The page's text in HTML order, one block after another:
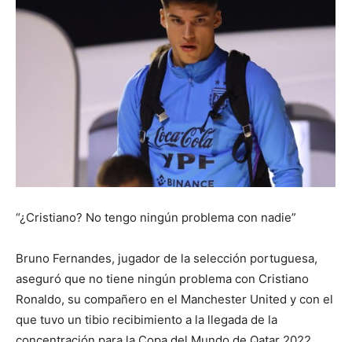
“¿Cristiano? No tengo ningún problema con nadie”
Bruno Fernandes, jugador de la selección portuguesa,
aseguró que no tiene ningún problema con Cristiano
Ronaldo, su compañero en el Manchester United y con el
que tuvo un tibio recibimiento a la llegada de la